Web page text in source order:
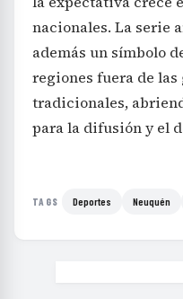
nacionales. La serie
además un símbolo
regiones fuera de
tradicionales,
para la difusión y el
TAGS Deportes Neuquén